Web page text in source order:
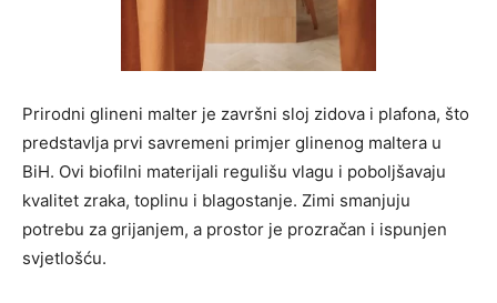
Prirodni glineni malter je završni sloj zidova i plafona, što
predstavlja prvi savremeni primjer glinenog maltera u
BiH. Ovi biofilni materijali regulišu vlagu i poboljšavaju
kvalitet zraka, toplinu i blagostanje. Zimi smanjuju
potrebu za grijanjem, a prostor je prozračan i ispunjen
svjetlošću.